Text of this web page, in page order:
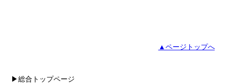
▲ページトップへ
▶総合トップページ